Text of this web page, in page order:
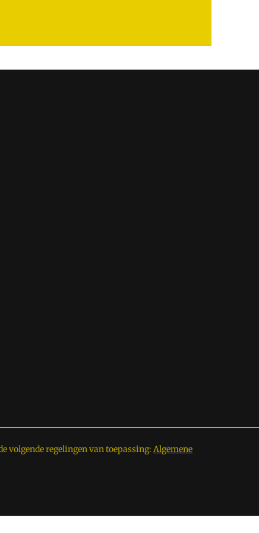
volgende regelingen van toepassing: Algemene